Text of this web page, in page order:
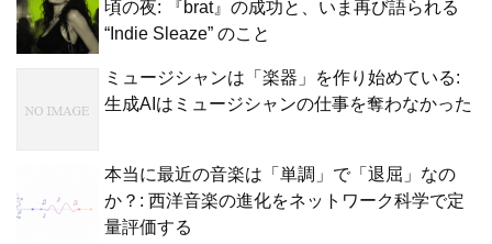
頃の夜: 『brat』の成功と、いま再び語られる
“Indie Sleaze” のこと
ミュージシャンは「楽器」を作り始めている:
生成AIはミュージシャンの仕事を奪わなかった
本当に最近の音楽は「単調」で「退屈」なの
か？: 西洋音楽の進化をネットワーク科学で定
量評価する